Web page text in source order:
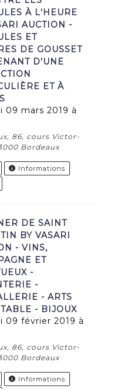
À L'HEURE
AUCTION -
ET
DE GOUSSET
D'UNE
ET À
86, cours Victor-
Bordeaux
Informations
DE SAINT
BY VASARI
- VINS,
ET
-
-
- ARTS
- BIJOUX
86, cours Victor-
Bordeaux
Informations